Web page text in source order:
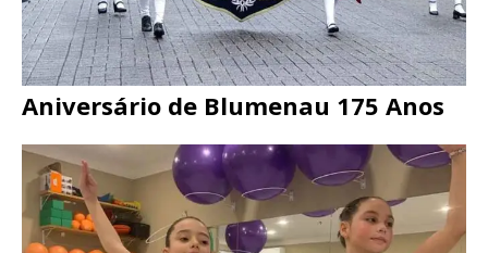
Aniversário de Blumenau 175 Anos